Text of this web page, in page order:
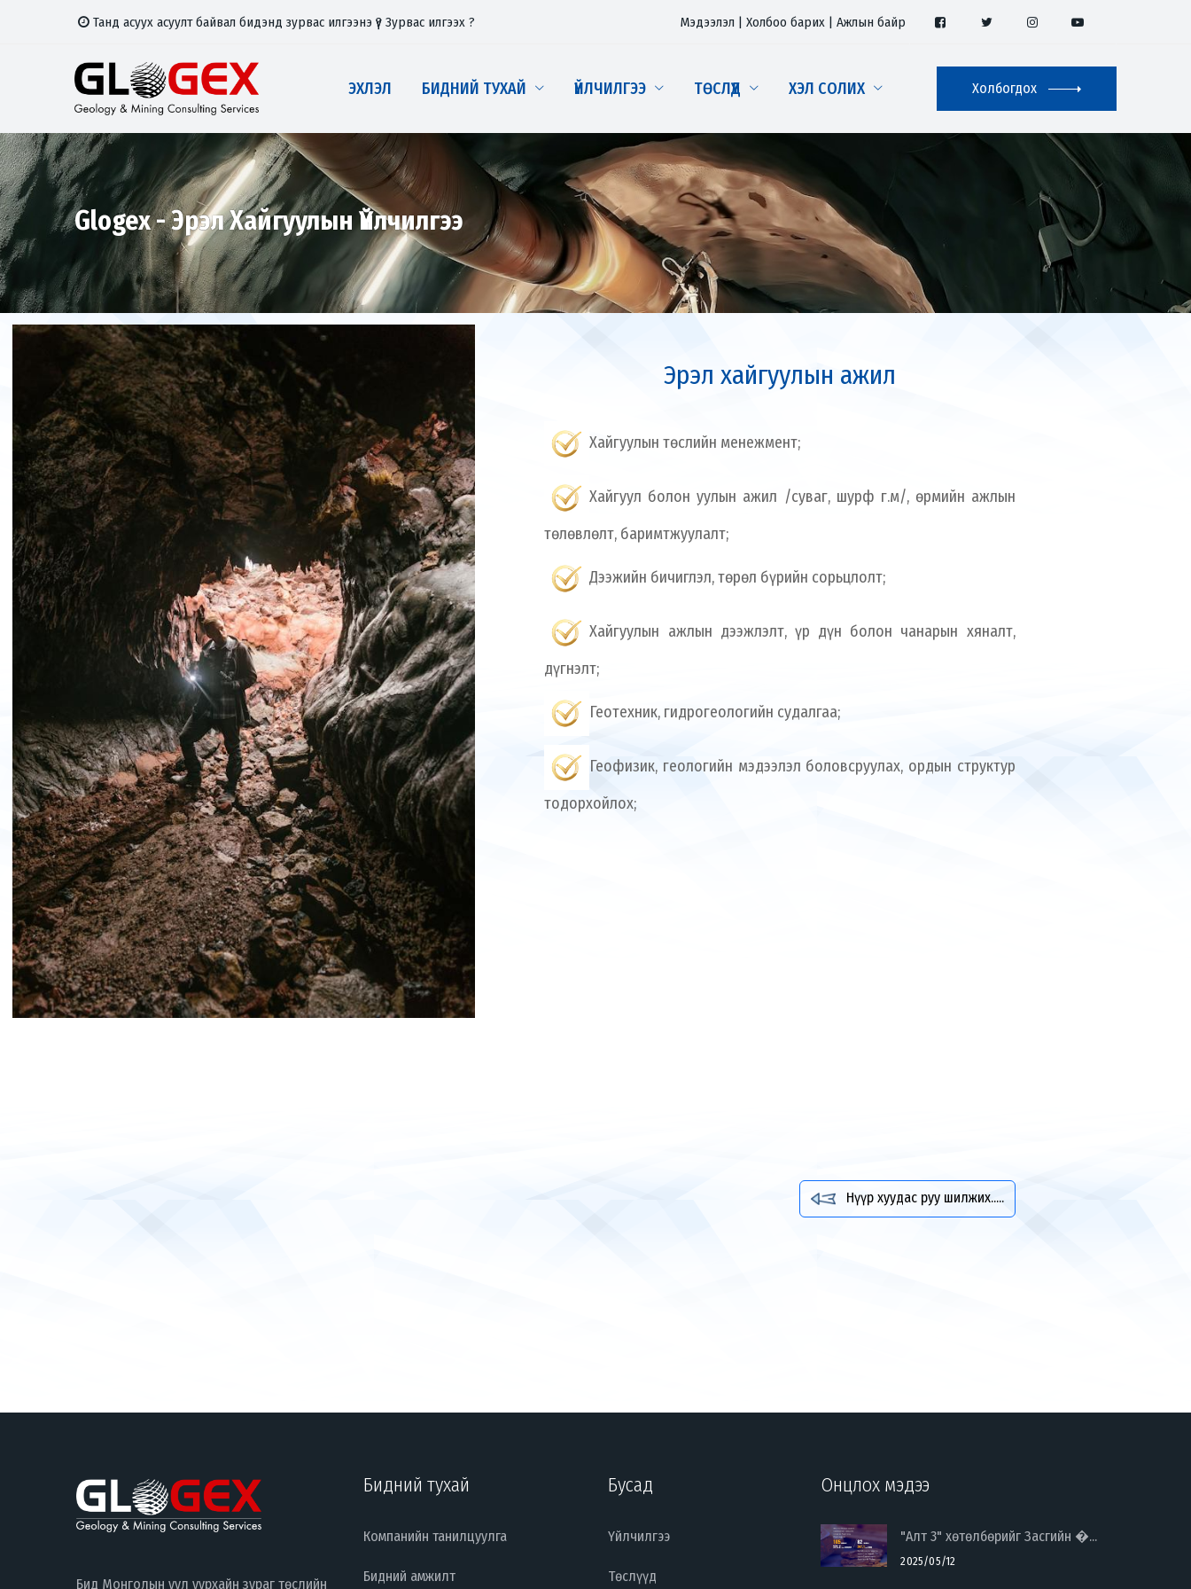
Танд асуух асуулт байвал бидэнд зурвас илгээнэ үү? Зурвас илгээх ? Мэдээлэл | Холбоо барих | Ажлын байр
ЭХЛЭЛ БИДНИЙ ТУХАЙ ҮЙЛЧИЛГЭЭ ТӨСЛҮҮД ХЭЛ СОЛИХ Холбогдох
Glogex - Эрэл Хайгуулын Үйлчилгээ
Эрэл хайгуулын ажил
Хайгуулын төслийн менежмент;
Хайгуул болон уулын ажил /суваг, шурф г.м/, өрмийн ажлын
төлөвлөлт, баримтжуулалт;
Дээжийн бичиглэл, төрөл бүрийн сорьцлолт;
Хайгуулын ажлын дээжлэлт, үр дүн болон чанарын хяналт,
дүгнэлт;
Геотехник, гидрогеологийн судалгаа;
Геофизик, геологийн мэдээлэл боловсруулах, ордын структур
тодорхойлох;
Нүүр хуудас руу шилжих.....
Бид Монголын уул уурхайн зураг төслийн
Бидний тухай
Компанийн танилцуулга
Бидний амжилт
Бусад
Үйлчилгээ
Төслүүд
Онцлох мэдээ
"Алт 3" хөтөлбөрийг Засгийн �...
2025/05/12